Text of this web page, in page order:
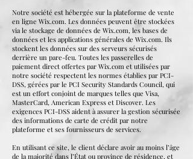
Notre société est hébergée sur la plateforme de vente
en ligne Wix.com. Les données peuvent être stockées
via le stockage de données de Wix.com, les bases de
données et les applications générales de Wix.com. Ils
stockent les données sur des serveurs sécurisés
derrière un pare-feu. Toutes les passerelles de
paiement direct offertes par Wix.com et utilisées par
notre société respectent les normes établies par PCI-
DSS, gérées par le PCI Security Standards Council, qui
est un effort conjoint de marques telles que Visa,
MasterCard, American Express et Discover. Les
exigences PCI-DSS aident à assurer la gestion sécurisée
des informations de carte de crédit par notre
plateforme et ses fournisseurs de services.
En utilisant ce site, le client déclare avoir au moins l’âge
de la majorité dans l’État ou province de résidence, et